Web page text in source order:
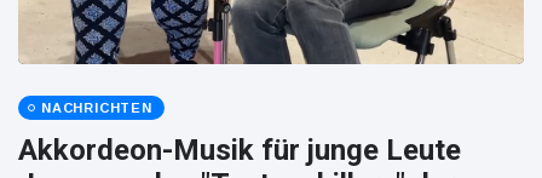
NACHRICHTEN
Akkordeon-Musik für junge Leute